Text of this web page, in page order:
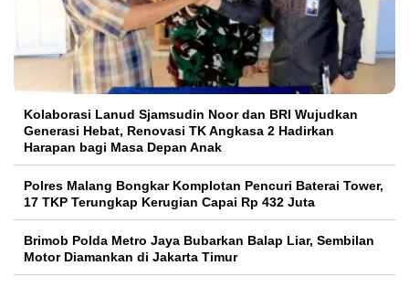
Kolaborasi Lanud Sjamsudin Noor dan BRI Wujudkan
Generasi Hebat, Renovasi TK Angkasa 2 Hadirkan
Harapan bagi Masa Depan Anak
Polres Malang Bongkar Komplotan Pencuri Baterai Tower,
17 TKP Terungkap Kerugian Capai Rp 432 Juta
Brimob Polda Metro Jaya Bubarkan Balap Liar, Sembilan
Motor Diamankan di Jakarta Timur